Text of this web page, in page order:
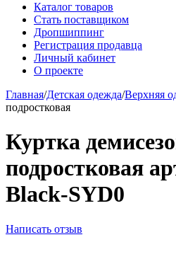
Каталог товаров
Стать поставщиком
Дропшиппинг
Регистрация продавца
Личный кабинет
О проекте
Главная/Детская одежда/Верхняя
подростковая
Куртка
подростковая
Black-SYD0
Написать отзыв